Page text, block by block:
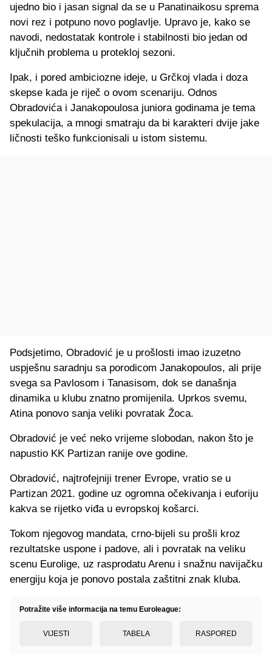
ujedno bio i jasan signal da se u Panatinaikosu sprema
novi rez i potpuno novo poglavlje. Upravo je, kako se
navodi, nedostatak kontrole i stabilnosti bio jedan od
ključnih problema u protekloj sezoni.
Ipak, i pored ambiciozne ideje, u Grčkoj vlada i doza
skepse kada je riječ o ovom scenariju. Odnos
Obradovića i Janakopoulosa juniora godinama je tema
spekulacija, a mnogi smatraju da bi karakteri dvije jake
ličnosti teško funkcionisali u istom sistemu.
Podsjetimo, Obradović je u prošlosti imao izuzetno
uspješnu saradnju sa porodicom Janakopoulos, ali prije
svega sa Pavlosom i Tanasisom, dok se današnja
dinamika u klubu znatno promijenila. Uprkos svemu,
Atina ponovo sanja veliki povratak Žoca.
Obradović je već neko vrijeme slobodan, nakon što je
napustio KK Partizan ranije ove godine.
Obradović, najtrofejniji trener Evrope, vratio se u
Partizan 2021. godine uz ogromna očekivanja i euforiju
kakva se rijetko viđa u evropskoj košarci.
Tokom njegovog mandata, crno-bijeli su prošli kroz
rezultatske uspone i padove, ali i povratak na veliku
scenu Eurolige, uz rasprodatu Arenu i snažnu navijačku
energiju koja je ponovo postala zaštitni znak kluba.
Potražite više informacija na temu Euroleague:
VIJESTI TABELA RASPORED